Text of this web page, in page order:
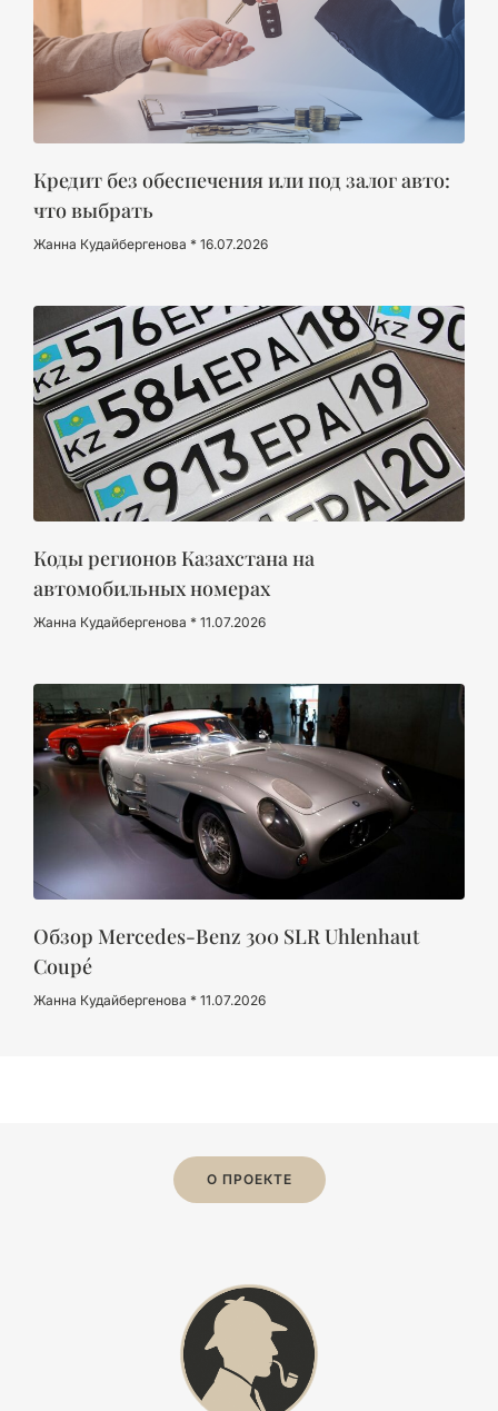
Кредит без обеспечения или под залог авто:
что выбрать
Жанна Кудайбергенова 16.07.2026
Коды регионов Казахстана на
автомобильных номерах
Жанна Кудайбергенова 11.07.2026
Обзор Mercedes-Benz 300 SLR Uhlenhaut
Coupé
Жанна Кудайбергенова 11.07.2026
О ПРОЕКТЕ